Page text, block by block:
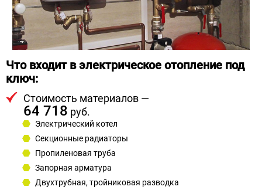
Что входит в электрическое отопление под
ключ:
Стоимость материалов —
64 718 руб.
Электрический котел
Секционные радиаторы
Пропиленовая труба
Запорная арматура
Двухтрубная, тройниковая разводка